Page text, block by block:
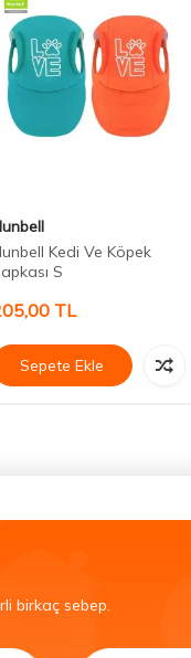
Kedi Ve Köpek
S
TL
Sepete Ekle
birkaç sebep.